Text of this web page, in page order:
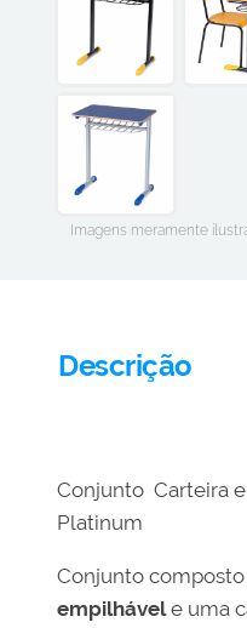
Imagens meramente
Descrição
Conjunto Carteira
Platinum
Conjunto
empilhávele uma